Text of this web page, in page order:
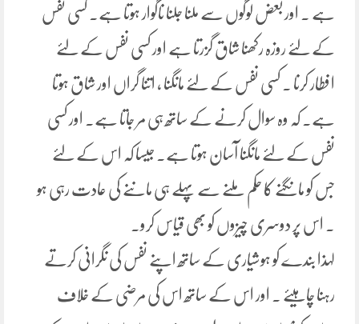
ہے ۔ اور بعض لوگوں سے ملنا جلنا ناگوار ہوتا ہے۔ کسی نفس
کے لئے روزہ رکھنا شاق گزرتا ہے اور کسی نفس کے لئے
افطار کرنا ۔ کسی نفس کے لئے مانگنا ، اتنا گراں اور شاق ہوتا
ہے۔ کہ وہ سوال کرنے کے ساتھ ہی مر جاتا ہے۔ اور کسی
نفس کے لئے مانگنا آسان ہوتا ہے۔ جیسا کہ اس کے لئے
جس کو مانگنے کا حکم ملنے سے پہلے ہی ماننے کی عادت رہی ہو
۔ اس پر دوسری چیزوں کو بھی قیاس کرو۔
لہذا بندے کو ہوشیاری کے ساتھ اپنے نفس کی نگرانی کرتے
رہنا چاہیئے ۔ اور اس کے ساتھ اس کی مرضی کے خلاف